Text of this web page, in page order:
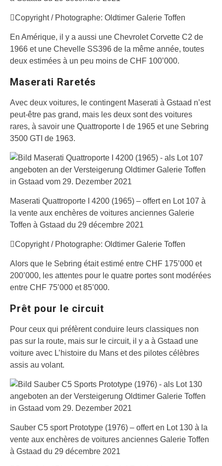
Copyright / Photographe: Oldtimer Galerie Toffen
En Amérique, il y a aussi une Chevrolet Corvette C2 de
1966 et une Chevelle SS396 de la même année, toutes
deux estimées à un peu moins de CHF 100’000.
Maserati Raretés
Avec deux voitures, le contingent Maserati à Gstaad n’est
peut-être pas grand, mais les deux sont des voitures
rares, à savoir une Quattroporte I de 1965 et une Sebring
3500 GTI de 1963.
Maserati Quattroporte I 4200 (1965) – offert en Lot 107 à
la vente aux enchères de voitures anciennes Galerie
Toffen à Gstaad du 29 décembre 2021
Copyright / Photographe: Oldtimer Galerie Toffen
Alors que le Sebring était estimé entre CHF 175’000 et
200’000, les attentes pour le quatre portes sont modérées
entre CHF 75’000 et 85’000.
Prêt pour le circuit
Pour ceux qui préfèrent conduire leurs classiques non
pas sur la route, mais sur le circuit, il y a à Gstaad une
voiture avec L’histoire du Mans et des pilotes célèbres
assis au volant.
Sauber C5 sport Prototype (1976) – offert en Lot 130 à la
vente aux enchères de voitures anciennes Galerie Toffen
à Gstaad du 29 décembre 2021